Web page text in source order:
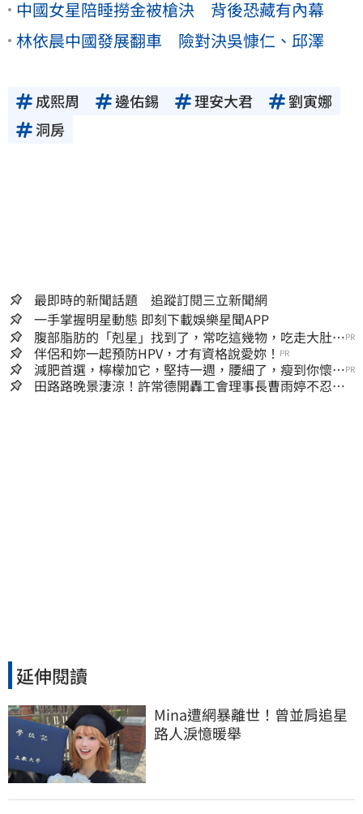
中國女星陪睡撈金被槍決 背後恐藏有內幕
林依晨中國發展翻車 險對決吳慷仁、邱澤
成熙周 邊佑錫 理安大君
劉寅娜
洞房
最即時的新聞話題 追蹤訂閱三立新聞網
一手掌握明星動態 即刻下載娛樂星聞APP
腹部脂肪的「剋星」找到了，常吃這幾物，吃走大肚
囊，瘦出小蠻腰
PR
伴侶和妳一起預防HPV，才有資格說愛妳！ PR
減肥首選，檸檬加它，堅持一週，腰細了，瘦到你懷疑
人生
PR
田路路晚景淒涼！許常德開轟工會理事長曹雨婷不忍
延伸閱讀
Mina遭網暴離世！曾並肩追星
路人淚憶暖舉